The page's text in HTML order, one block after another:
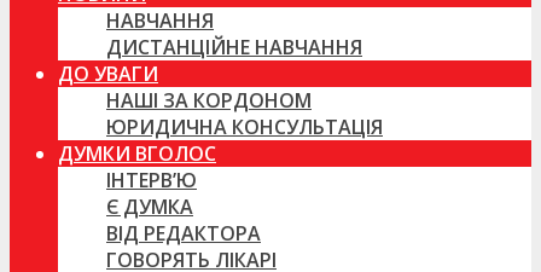
НАВЧАННЯ
ДИСТАНЦІЙНЕ НАВЧАННЯ
ДО УВАГИ
НАШІ ЗА КОРДОНОМ
ЮРИДИЧНА КОНСУЛЬТАЦІЯ
ДУМКИ ВГОЛОС
ІНТЕРВ’Ю
Є ДУМКА
ВІД РЕДАКТОРА
ГОВОРЯТЬ ЛІКАРІ